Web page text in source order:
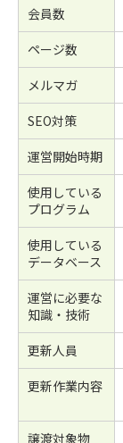
会員数
ページ数
メルマガ
SEO対策
運営開始時期
使用している
プログラム
使用している
データベース
運営に必要な
知識・技術
更新人員
更新作業内容
譲渡対象物